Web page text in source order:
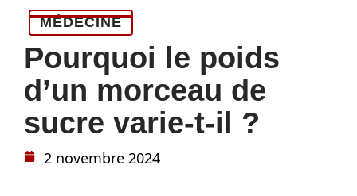
MÉDECINE
Pourquoi le poids
d’un morceau de
sucre varie-t-il ?
2 novembre 2024